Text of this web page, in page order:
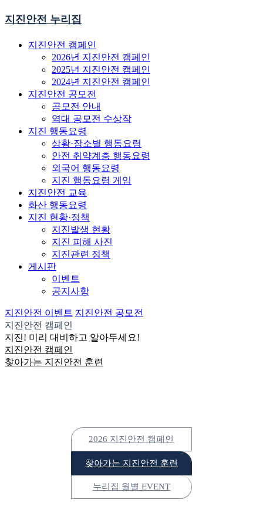
지진안전 누리집
지진안전 캠페인
2026년 지진안전 캠페인
2025년 지진안전 캠페인
2024년 지진안전 캠페인
지진안전 공모전
공모전 안내
역대 공모전 수상작
지진 행동요령
상황·장소별 행동요령
안전 취약계층 행동요령
외국어 행동요령
지진 행동요령 게임
지진안전 교육
화산 행동요령
지진 현황·정책
지진발생 현황
지진 피해 사진
지진관련 정책
게시판
이벤트
공지사항
지진안전 이벤트 지진안전 공모전
지진안전 캠페인
지진! 미리 대비하고 알아두세요!
지진안전 캠페인
찾아가는 지진안전 훈련
2026 지진안전 캠페인
찾아가는 지진안전 훈련
누리집 월별 EVENT